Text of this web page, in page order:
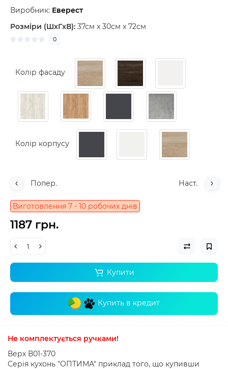
Виробник: Еверест
Розміри (ШxГxВ): 37см x 30см x 72см
0
Колір фасаду
Колір корпусу
Попер. Наст.
Виготовлення 7 - 10 робочих днів
1187 грн.
Купити
Купить в кредит
Не комплектується ручками!
Верх В01-370
Серія кухонь "ОПТИМА" приклад того, що купивши